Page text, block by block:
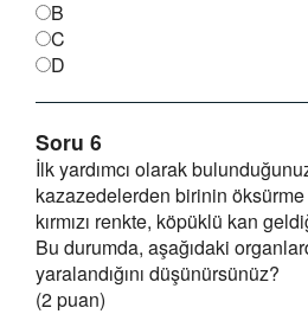
B
C
D
Soru 6
İlk yardımcı olarak
kazazedelerden birinin öksürme
kırmızı renkte, köpüklü kan
Bu durumda, aşağıdaki
yaralandığını düşünürsünüz?
(2 puan)